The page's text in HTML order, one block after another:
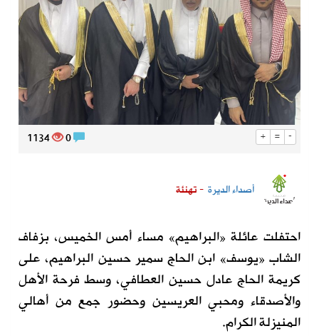
+ = -
1134
أصداء الديرة - تهنئة
احتفلت عائلة «البراهيم» مساء أمس الخميس، بزفاف
الشاب «يوسف» ابن الحاج سمير حسين البراهيم، على
كريمة الحاج عادل حسين العطافي، وسط فرحة الأهل
والأصدقاء ومحبي العريسين وحضور جمع من أهالي
المنيزلة الكرام.